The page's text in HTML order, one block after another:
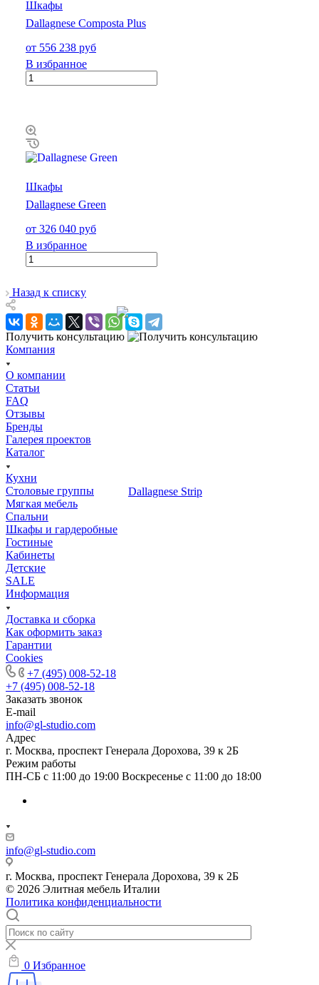
Шкафы
Dallagnese Composta Plus
от 556 238 руб
В избранное
Шкафы
Dallagnese Green
от 326 040 руб
В избранное
Назад к списку
Получить консультацию
Компания
О компании
Статьи
FAQ
Отзывы
Бренды
Галерея проектов
Каталог
Кухни
Столовые группы
Мягкая мебель
Спальни
Шкафы и гардеробные
Гостиные
Кабинеты
Детские
SALE
Информация
Доставка и сборка
Как оформить заказ
Гapaнтии
Cookies
+7 (495) 008-52-18
+7 (495) 008-52-18
Заказать звонок
E-mail
info@gl-studio.com
Адрес
г. Москва, проспект Генерала Дорохова, 39 к 2Б
Режим работы
ПН-СБ с 11:00 до 19:00 Воскресенье с 11:00 до 18:00
info@gl-studio.com
г. Москва, проспект Генерала Дорохова, 39 к 2Б
© 2026 Элитнaя мeбeль Итaлии
Политика конфиденциальности
0 Избранное